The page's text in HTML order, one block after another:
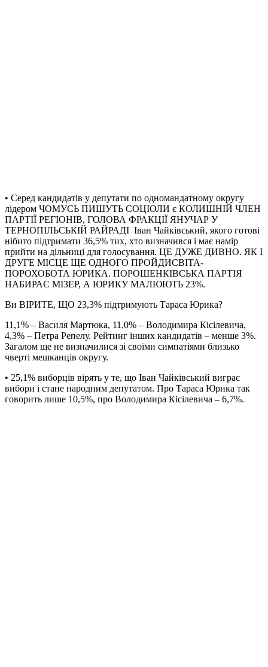
• Серед кандидатів у депутати по одномандатному округу
лідером ЧОМУСЬ ПИШУТЬ СОЦІОЛИ є КОЛИШНІЙ ЧЛЕН
ПАРТІЇ РЕГІОНІВ, ГОЛОВА ФРАКЦІЇ ЯНУЧАР У
ТЕРНОПІЛЬСЬКІЙ РАЙРАДІ Іван Чайківський, якого готові
нібито підтримати 36,5% тих, хто визначився і має намір
прийти на дільниці для голосування. ЦЕ ДУЖЕ ДИВНО. ЯК І
ДРУГЕ МІСЦЕ ЩЕ ОДНОГО ПРОЙДИСВІТА-
ПОРОХОБОТА ЮРИКА. ПОРОШЕНКІВСЬКА ПАРТІЯ
НАБИРАЄ МІЗЕР, А ЮРИКУ МАЛЮЮТЬ 23%.
Ви ВІРИТЕ, ЩО 23,3% підтримують Тараса Юрика?
11,1% – Василя Мартюка, 11,0% – Володимира Кісілевича,
4,3% – Петра Репелу. Рейтинг інших кандидатів – менше 3%.
Загалом ще не визначилися зі своїми симпатіями близько
чверті мешканців округу.
• 25,1% виборців вірять у те, що Іван Чайківський виграє
вибори і стане народним депутатом. Про Тараса Юрика так
говорить лише 10,5%, про Володимира Кісілевича – 6,7%.